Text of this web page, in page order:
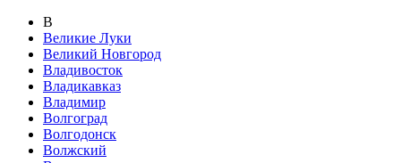
В
Великие Луки
Великий Новгород
Владивосток
Владикавказ
Владимир
Волгоград
Волгодонск
Волжский